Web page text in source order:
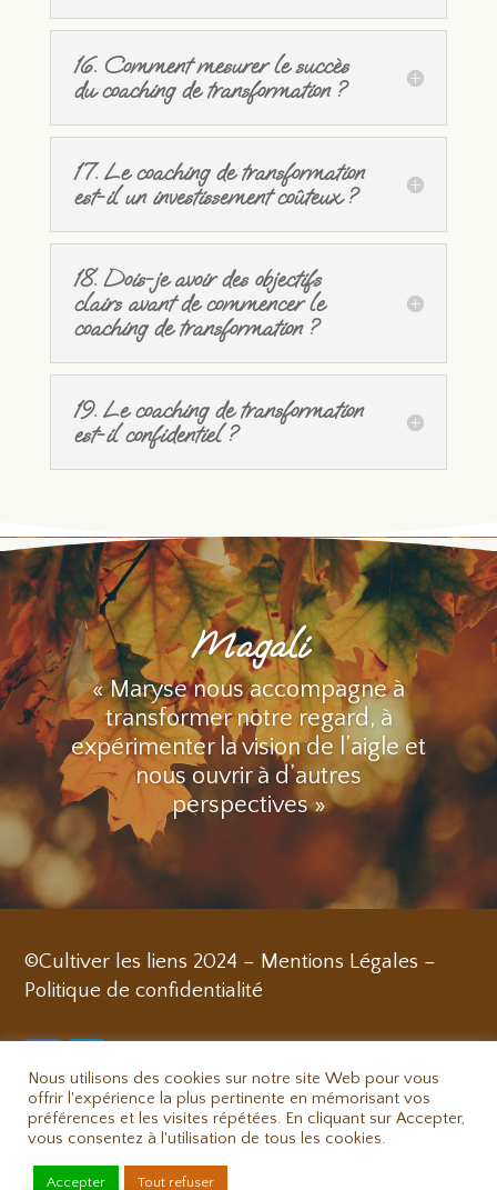
16. Comment mesurer le succès
du coaching de transformation ?
17. Le coaching de transformation
est-il un investissement coûteux ?
18. Dois-je avoir des objectifs
clairs avant de commencer le
coaching de transformation ?
19. Le coaching de transformation
est-il confidentiel ?
Magali
« Maryse nous accompagne à
transformer notre regard, à
expérimenter la vision de l’aigle et
nous ouvrir à d’autres
perspectives »
©Cultiver les liens 2024 – Mentions Légales –
Politique de confidentialité
Nous utilisons des cookies sur notre site Web pour vous
offrir l'expérience la plus pertinente en mémorisant vos
préférences et les visites répétées. En cliquant sur Accepter,
vous consentez à l'utilisation de tous les cookies.
Accepter Tout refuser